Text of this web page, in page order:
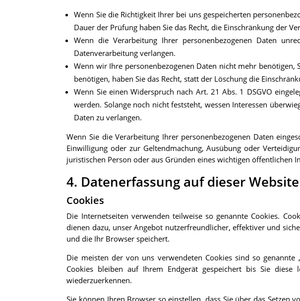
Wenn Sie die Richtigkeit Ihrer bei uns gespeicherten
Dauer der Prüfung haben Sie das Recht, die Einschränkung der
Wenn die Verarbeitung Ihrer personenbezogenen Daten
Datenverarbeitung verlangen.
Wenn wir Ihre personenbezogenen Daten nicht mehr benötigen,
benötigen, haben Sie das Recht, statt der Löschung die
Wenn Sie einen Widerspruch nach Art. 21 Abs. 1 DSGVO
werden. Solange noch nicht feststeht, wessen Interessen
Daten zu verlangen.
Wenn Sie die Verarbeitung Ihrer personenbezogenen Daten
Einwilligung oder zur Geltendmachung, Ausübung oder
juristischen Person oder aus Gründen eines wichtigen öffentlichen
4. Datenerfassung auf dieser Website
Cookies
Die Internetseiten verwenden teilweise so genannte Cookies.
dienen dazu, unser Angebot nutzerfreundlicher, effektiver und
und die Ihr Browser speichert.
Die meisten der von uns verwendeten Cookies sind so genannte
Cookies bleiben auf Ihrem Endgerät gespeichert bis Sie
wiederzuerkennen.
Sie können Ihren Browser so einstellen, dass Sie über das